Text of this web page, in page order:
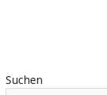
Suchen